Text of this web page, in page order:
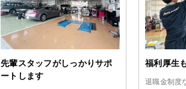
先輩スタッフがしっかりサポ
ートします
福利厚生
退職金制度